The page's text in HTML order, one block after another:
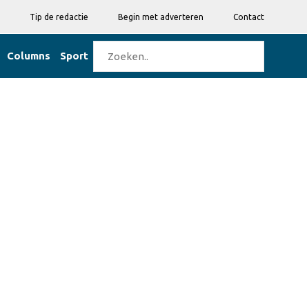
Tip de redactie Begin met adverteren Contact
Columns Sport